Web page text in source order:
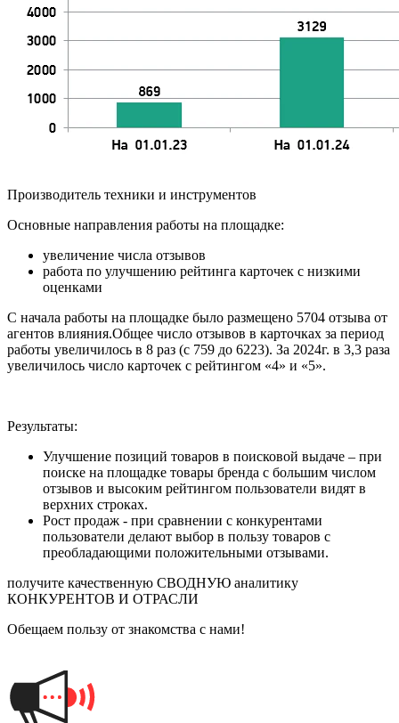
Производитель техники и инструментов
Основные направления работы на площадке:
увеличение числа отзывов
работа по улучшению рейтинга карточек с низкими
оценками
С начала работы на площадке было размещено 5704 отзыва от
агентов влияния.Общее число отзывов в карточках за период
работы увеличилось в 8 раз (с 759 до 6223). За 2024г. в 3,3 раза
увеличилось число карточек с рейтингом «4» и «5».
Результаты:
Улучшение позиций товаров в поисковой выдаче – при
поиске на площадке товары бренда с большим числом
отзывов и высоким рейтингом пользователи видят в
верхних строках.
Рост продаж - при сравнении с конкурентами
пользователи делают выбор в пользу товаров с
преобладающими положительными отзывами.
получите качественную СВОДНУЮ аналитику
КОНКУРЕНТОВ И ОТРАСЛИ
Обещаем пользу от знакомства с нами!